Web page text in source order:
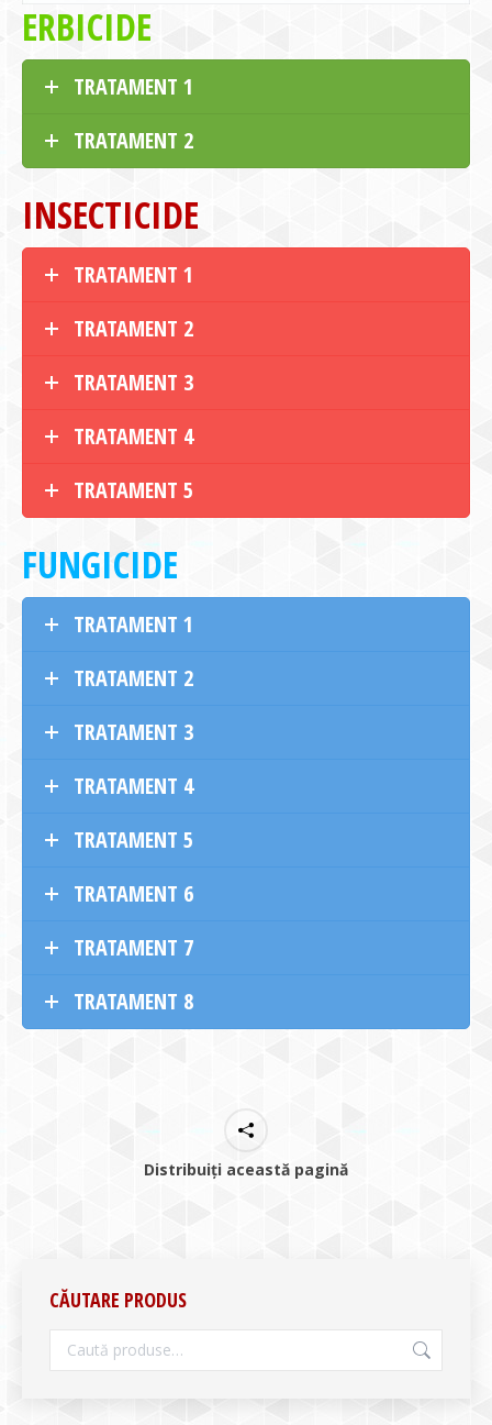
ERBICIDE
TRATAMENT 1
TRATAMENT 2
INSECTICIDE
TRATAMENT 1
TRATAMENT 2
TRATAMENT 3
TRATAMENT 4
TRATAMENT 5
FUNGICIDE
TRATAMENT 1
TRATAMENT 2
TRATAMENT 3
TRATAMENT 4
TRATAMENT 5
TRATAMENT 6
TRATAMENT 7
TRATAMENT 8
Distribuiți această pagină
CĂUTARE PRODUS